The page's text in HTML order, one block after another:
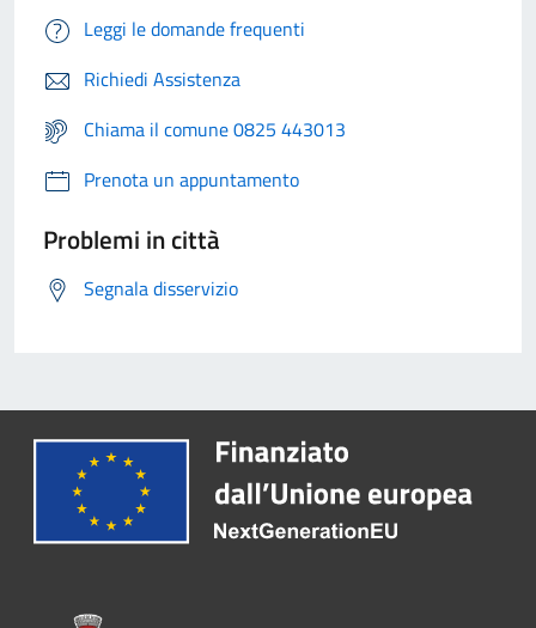
Leggi le domande frequenti
Richiedi Assistenza
Chiama il comune 0825 443013
Prenota un appuntamento
Problemi in città
Segnala disservizio